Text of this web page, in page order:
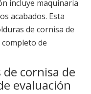
incluye maquinaria
acabados. Esta
de cornisa de
de
cornisa de
evaluación